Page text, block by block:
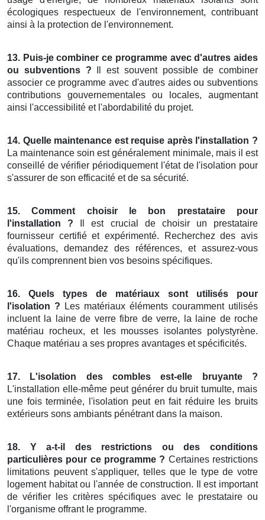
écologiques respectueux de l'environnement, contribuant
ainsi à la protection de l'environnement.
13. Puis-je combiner ce programme avec d'autres aides
ou subventions ? Il est souvent possible de combiner
associer ce programme avec d'autres aides ou subventions
contributions gouvernementales ou locales, augmentant
ainsi l'accessibilité et l'abordabilité du projet.
14. Quelle maintenance est requise après l'installation ?
La maintenance soin est généralement minimale, mais il est
conseillé de vérifier périodiquement l'état de l'isolation pour
s'assurer de son efficacité et de sa sécurité.
15. Comment choisir le bon prestataire pour
l'installation ? Il est crucial de choisir un prestataire
fournisseur certifié et expérimenté. Recherchez des avis
évaluations, demandez des références, et assurez-vous
qu'ils comprennent bien vos besoins spécifiques.
16. Quels types de matériaux sont utilisés pour
l'isolation ? Les matériaux éléments couramment utilisés
incluent la laine de verre fibre de verre, la laine de roche
matériau rocheux, et les mousses isolantes polystyrène.
Chaque matériau a ses propres avantages et spécificités.
17. L'isolation des combles est-elle bruyante ?
L'installation elle-même peut générer du bruit tumulte, mais
une fois terminée, l'isolation peut en fait réduire les bruits
extérieurs sons ambiants pénétrant dans la maison.
18. Y a-t-il des restrictions ou des conditions
particulières pour ce programme ? Certaines restrictions
limitations peuvent s'appliquer, telles que le type de votre
logement habitat ou l'année de construction. Il est important
de vérifier les critères spécifiques avec le prestataire ou
l'organisme offrant le programme.